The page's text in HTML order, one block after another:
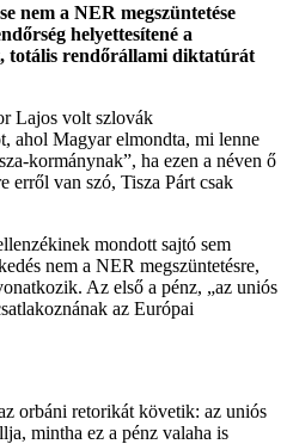
nem a NER megszüntetése
helyettesítené a
totális rendőrállami diktatúrát
Lajos volt szlovák
ahol Magyar elmondta, mi lenne
kormánynak”, ha ezen a néven ő
erről van szó, Tisza Párt csak
mondott sajtó sem
nem a NER megszüntetésre,
Az első a pénz, „az uniós
az Európai
orbáni retorikát követik: az uniós
mintha ez a pénz valaha is